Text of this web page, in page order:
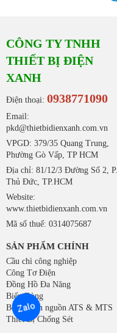
CÔNG TY TNHH
THIẾT BỊ ĐIỆN
XANH
Điện thoại: 0938771090
Email:
pkd@thietbidienxanh.com.vn
VPGD: 379/35 Quang Trung,
Phường Gò Vấp, TP HCM
Địa chỉ: 81/12/3 Đường Số 2, P.
Thủ Đức, TP.HCM
Website:
www.thietbidienxanh.com.vn
Mã số thuế: 0314075687
SẢN PHẨM CHÍNH
Cầu chì công nghiệp
Công Tơ Điện
Đồng Hồ Đa Năng
Biến Dòng
Bộ chuyển nguồn ATS & MTS
Thiết Bị Chống Sét
Zalo